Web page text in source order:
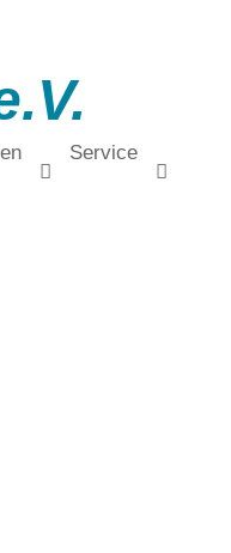
Service